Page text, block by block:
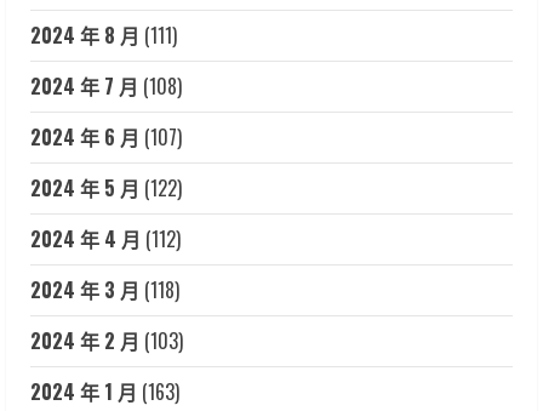
2024 年 8 月 (111)
2024 年 7 月 (108)
2024 年 6 月 (107)
2024 年 5 月 (122)
2024 年 4 月 (112)
2024 年 3 月 (118)
2024 年 2 月 (103)
2024 年 1 月 (163)